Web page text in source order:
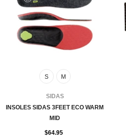
S M
FOURNISSEUR:SIDAS
INSOLES SIDAS 3FEET ECO WARM
MID
$64.95